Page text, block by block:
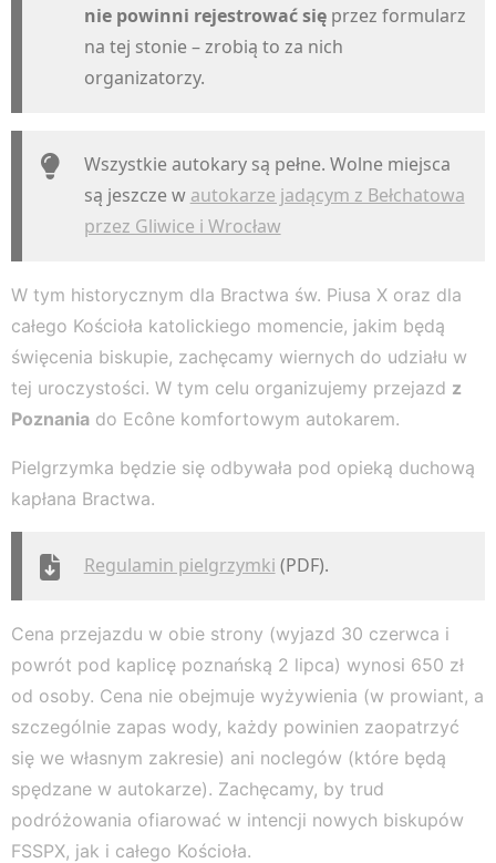
nie powinni rejestrować sięprzez formularz
na tej stonie – zrobią to za nich
organizatorzy.
Wszystkie autokary są pełne. Wolne miejsca
są jeszcze w autokarze jadącym z Bełchatowa
przez Gliwice i Wrocław
W tym historycznym dla Bractwa św. Piusa X oraz dla
całego Kościoła katolickiego momencie, jakim będą
święcenia biskupie, zachęcamy wiernych do udziału w
tej uroczystości. W tym celu organizujemy przejazd z
Poznania do Ecône komfortowym autokarem.
Pielgrzymka będzie się odbywała pod opieką duchową
kapłana Bractwa.
Regulamin pielgrzymki (PDF).
Cena przejazdu w obie strony (wyjazd 30 czerwca i
powrót pod kaplicę poznańską 2 lipca) wynosi 650 zł
od osoby. Cena nie obejmuje wyżywienia (w prowiant, a
szczególnie zapas wody, każdy powinien zaopatrzyć
się we własnym zakresie) ani noclegów (które będą
spędzane w autokarze). Zachęcamy, by trud
podróżowania ofiarować w intencji nowych biskupów
FSSPX, jak i całego Kościoła.